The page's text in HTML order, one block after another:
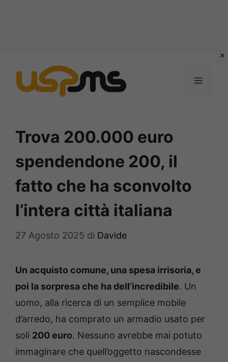
contenuto
MENU
Trova 200.000 euro
spendendone 200, il
fatto che ha sconvolto
l’intera città italiana
27 Agosto 2025 di Davide
Un acquisto comune, una spesa irrisoria, e
poi la sorpresa che ha dell’incredibile. Un
uomo, alla ricerca di un semplice mobile
d’arredo, ha comprato un armadio usato per
soli 200 euro. Nessuno avrebbe mai potuto
immaginare che quell’oggetto nascondesse